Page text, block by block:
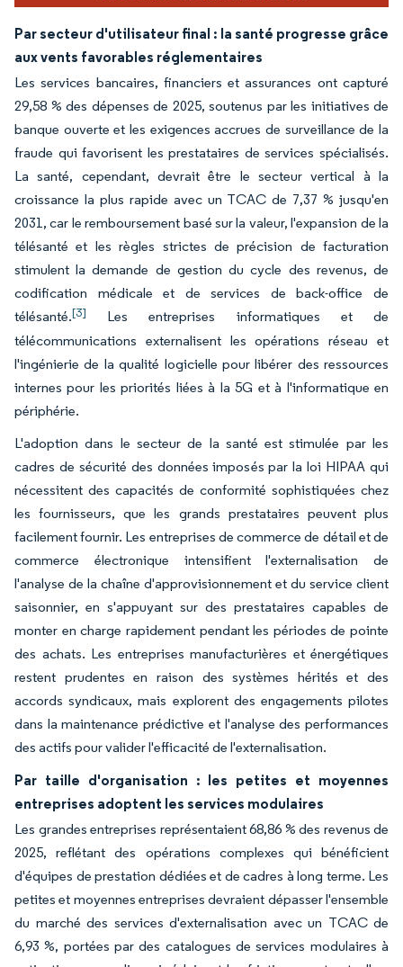
Par secteur d'utilisateur final : la santé progresse grâce
aux vents favorables réglementaires
Les services bancaires, financiers et assurances ont capturé
29,58 % des dépenses de 2025, soutenus par les initiatives de
banque ouverte et les exigences accrues de surveillance de la
fraude qui favorisent les prestataires de services spécialisés.
La santé, cependant, devrait être le secteur vertical à la
croissance la plus rapide avec un TCAC de 7,37 % jusqu'en
2031, car le remboursement basé sur la valeur, l'expansion de la
télésanté et les règles strictes de précision de facturation
stimulent la demande de gestion du cycle des revenus, de
codification médicale et de services de back-office de
télésanté.[3]
Les entreprises informatiques et de
télécommunications externalisent les opérations réseau et
l'ingénierie de la qualité logicielle pour libérer des ressources
internes pour les priorités liées à la 5G et à l'informatique en
périphérie.
L'adoption dans le secteur de la santé est stimulée par les
cadres de sécurité des données imposés par la loi HIPAA qui
nécessitent des capacités de conformité sophistiquées chez
les fournisseurs, que les grands prestataires peuvent plus
facilement fournir. Les entreprises de commerce de détail et de
commerce électronique intensifient l'externalisation de
l'analyse de la chaîne d'approvisionnement et du service client
saisonnier, en s'appuyant sur des prestataires capables de
monter en charge rapidement pendant les périodes de pointe
des achats. Les entreprises manufacturières et énergétiques
restent prudentes en raison des systèmes hérités et des
accords syndicaux, mais explorent des engagements pilotes
dans la maintenance prédictive et l'analyse des performances
des actifs pour valider l'efficacité de l'externalisation.
Par taille d'organisation : les petites et moyennes
entreprises adoptent les services modulaires
Les grandes entreprises représentaient 68,86 % des revenus de
2025, reflétant des opérations complexes qui bénéficient
d'équipes de prestation dédiées et de cadres à long terme. Les
petites et moyennes entreprises devraient dépasser l'ensemble
du marché des services d'externalisation avec un TCAC de
6,93 %, portées par des catalogues de services modulaires à